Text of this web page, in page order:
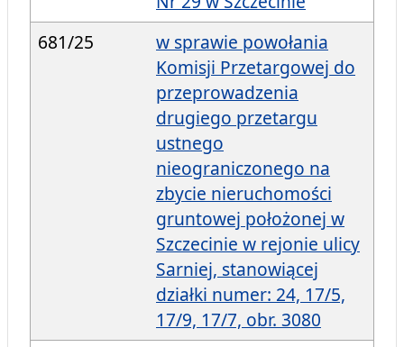
681/25
w sprawie powołania
Komisji Przetargowej do
przeprowadzenia
drugiego przetargu
ustnego
nieograniczonego na
zbycie nieruchomości
gruntowej położonej w
Szczecinie w rejonie ulicy
Sarniej, stanowiącej
działki numer: 24, 17/5,
17/9, 17/7, obr. 3080